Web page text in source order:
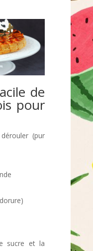
de
pour
(pur
sucre et la